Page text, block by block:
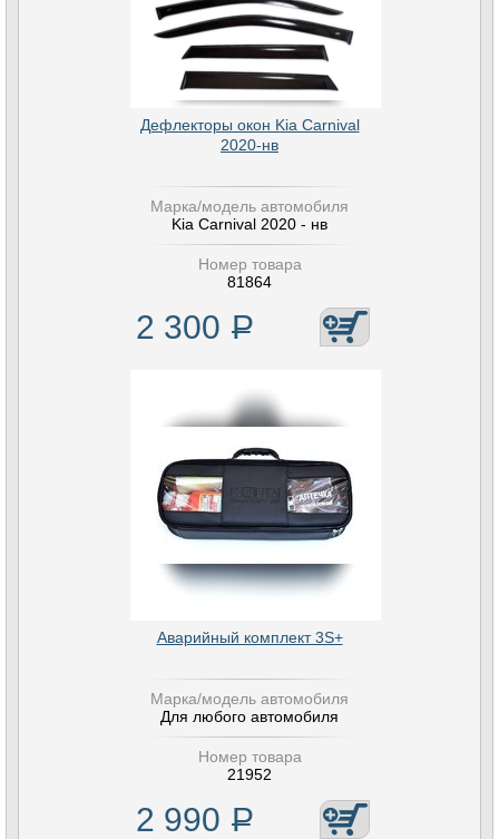
Дефлекторы окон Kia Carnival
2020-нв
Марка/модель автомобиля
Kia Carnival 2020 - нв
Номер товара
81864
2 300 Р
Аварийный комплект 3S+
Марка/модель автомобиля
Для любого автомобиля
Номер товара
21952
2 990 Р